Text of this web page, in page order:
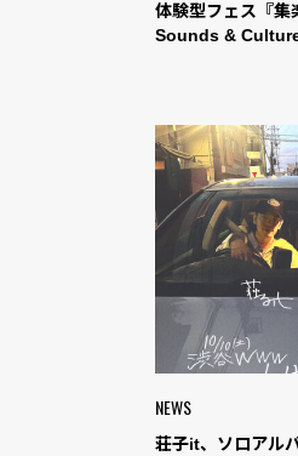
体験型フェス『
Sounds &
NEWS
荘子it、ソロアル